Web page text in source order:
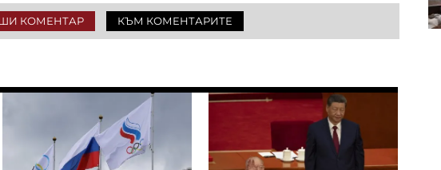
КОМЕНТАР КЪМ КОМЕНТАРИТЕ
срещу Иран на следващия